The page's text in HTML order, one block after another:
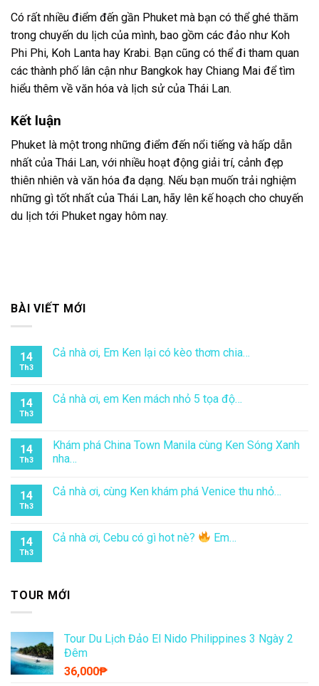
Có rất nhiều điểm đến gần Phuket mà bạn có thể ghé thăm
trong chuyến du lịch của mình, bao gồm các đảo như Koh
Phi Phi, Koh Lanta hay Krabi. Bạn cũng có thể đi tham quan
các thành phố lân cận như Bangkok hay Chiang Mai để tìm
hiểu thêm về văn hóa và lịch sử của Thái Lan.
Kết luận
Phuket là một trong những điểm đến nổi tiếng và hấp dẫn
nhất của Thái Lan, với nhiều hoạt động giải trí, cảnh đẹp
thiên nhiên và văn hóa đa dạng. Nếu bạn muốn trải nghiệm
những gì tốt nhất của Thái Lan, hãy lên kế hoạch cho chuyến
du lịch tới Phuket ngay hôm nay.
BÀI VIẾT MỚI
14
Th3
Cả nhà ơi, Em Ken lại có kèo thơm chia…
14
Th3
Cả nhà ơi, em Ken mách nhỏ 5 tọa độ…
14
Th3
Khám phá China Town Manila cùng Ken Sóng Xanh
nha…
14
Th3
Cả nhà ơi, cùng Ken khám phá Venice thu nhỏ…
14
Th3
Cả nhà ơi, Cebu có gì hot nè? Em…
TOUR MỚI
Tour Du Lịch Đảo El Nido Philippines 3 Ngày 2
Đêm
36,000₱